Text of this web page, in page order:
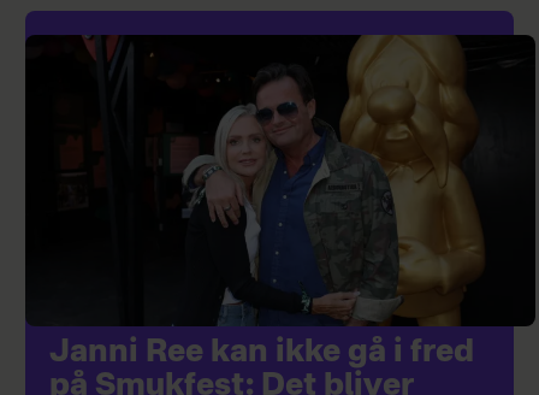
Janni Ree kan ikke gå i fred
på Smukfest: Det bliver